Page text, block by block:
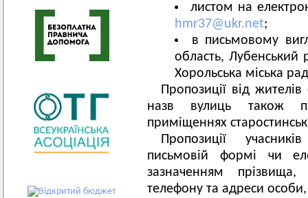
листом на
hmr37@ukr.net;
в письмовому
область,
Хорольська міська
Пропозиції від
назв вулиць також
приміщеннях
Пропозиції
письмовій формі чи
зазначенням
телефону та адреси особи,